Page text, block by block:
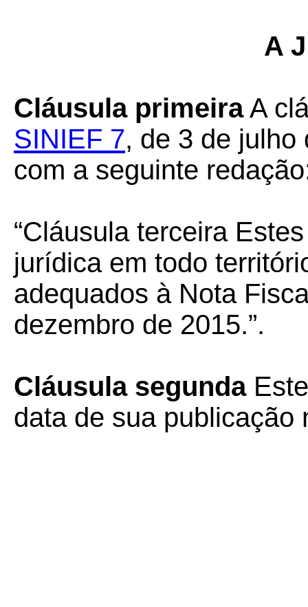
A
Cláusula primeiraA
SINIEF 7, de 3 de julho
com a seguinte
“Cláusula terceira
jurídica em todo
adequados à Nota
dezembro de 2015.”.
Cláusula segunda
data de sua publicação